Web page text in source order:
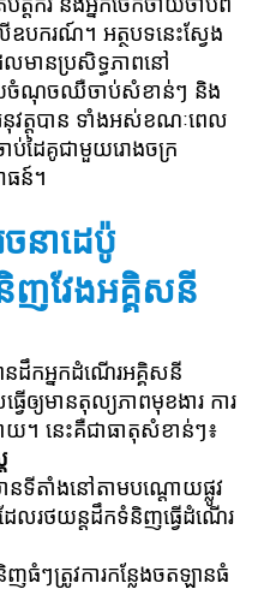
តិករ និងអ្នកចែកចាយចាប់ពី
បករណ៍។ អត្ថបទនេះស្វែង
លមានប្រសិទ្ធភាពនៅ
យចំណុចឈឺចាប់សំខាន់ៗ និង
វត្តបាន ទាំងអស់ខណៈពេល
ប់ដៃគូជាមួយរោងចក្រ
ធន៍។
នាដេប៉ូ
ញវែងអគ្គិសនី
នដឹកអ្នកដំណើរអគ្គិសនី
វើឲ្យមានតុល្យភាពមុខងារ ការ
ាយ។ នេះគឺជាធាតុសំខាន់ៗ៖
ានទីតាំងនៅតាមបណ្តោយផ្លូវ
ែលរថយន្តដឹកទំនិញធ្វើដំណើរ
ធំៗត្រូវការកន្លែងចតឡានធំ